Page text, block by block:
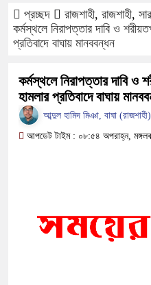
প্রচ্ছদ রাজশাহী, রাজশাহী,
কর্মস্থলে নিরাপত্তার দাবি ও
প্রতিবাদে বাঘায় মানববন্ধন
কর্মস্থলে নিরাপত্তার দাবি ও
হামলার প্রতিবাদে বাঘায়
আব্দুল হামিদ মিঞা, বাঘা
আপডেট টাইম : ০৮:৫৪ অপরাহ্ন,